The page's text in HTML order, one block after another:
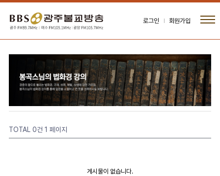
로그인 회원가입
TOTAL 0건 1 페이지
게시물이 없습니다.